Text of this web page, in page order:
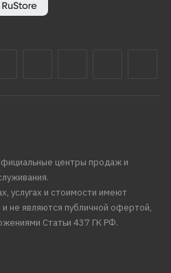
центры продаж и
услугах и стоимости имеют
не являются публичной офертой,
Статьи 437 ГК РФ.